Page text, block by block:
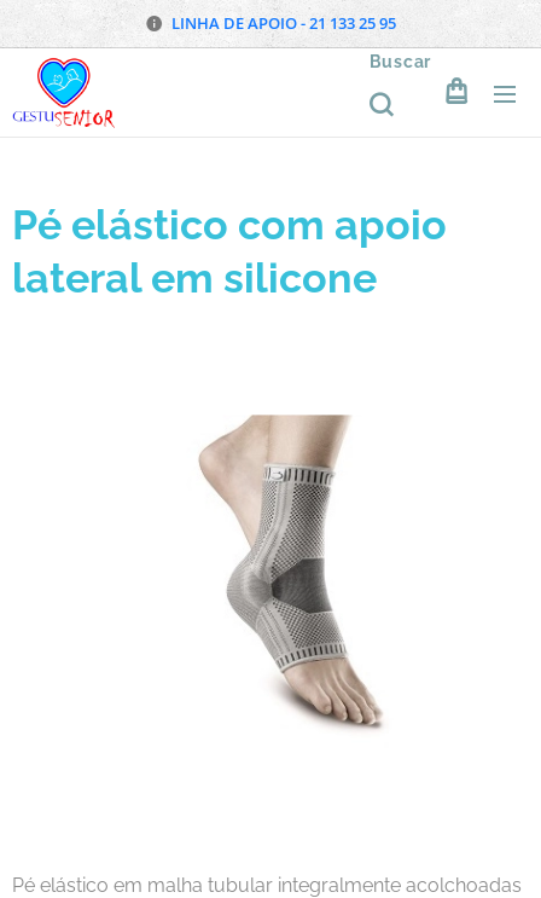
LINHA DE APOIO - 21 133 25 95
Buscar
Pé elástico com apoio
lateral em silicone
Pé elástico em malha tubular integralmente acolchoadas